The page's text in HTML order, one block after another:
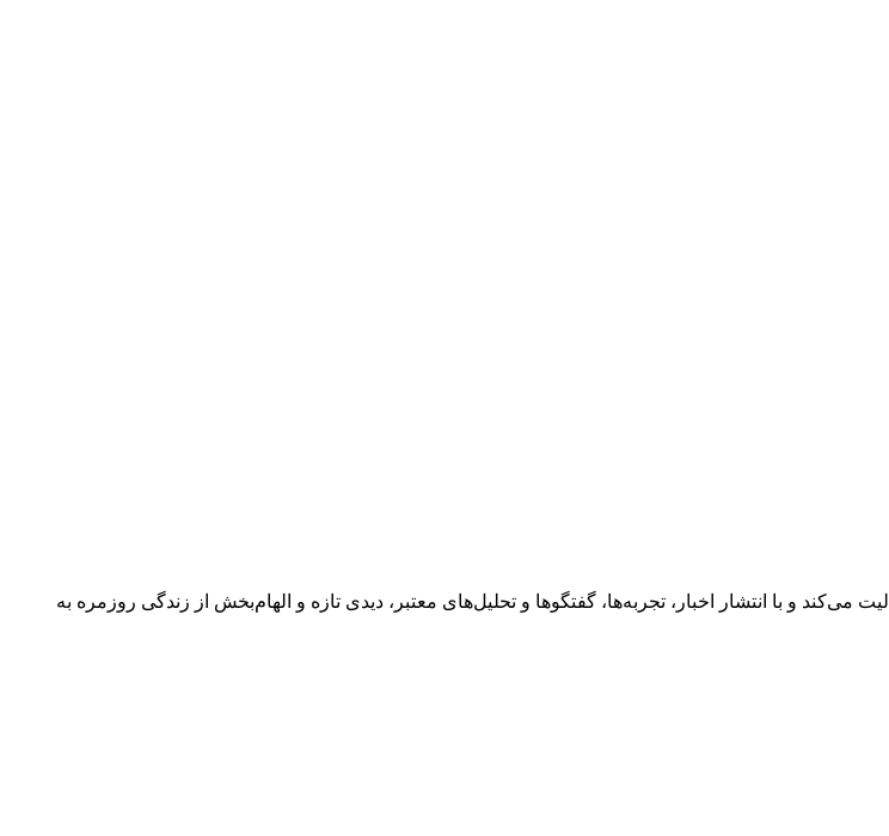
فعالیت می‌کند و با انتشار اخبار، تجربه‌ها، گفتگوها و تحلیل‌های معتبر، دیدی تازه و الهام‌بخش از زندگی روزمره به